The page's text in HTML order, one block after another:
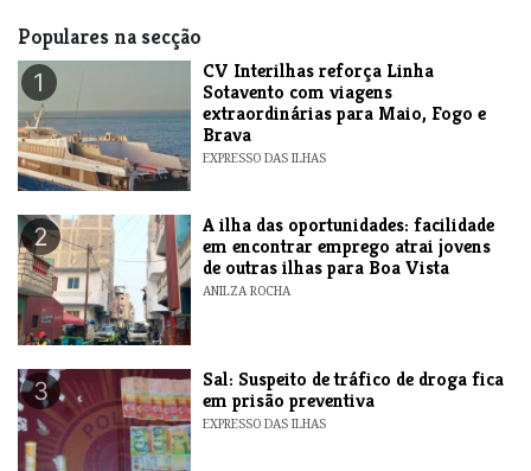
Populares na secção
1
​CV Interilhas reforça Linha
Sotavento com viagens
extraordinárias para Maio, Fogo e
Brava
EXPRESSO DAS ILHAS
2
A ilha das oportunidades: facilidade
em encontrar emprego atrai jovens
de outras ilhas para Boa Vista
ANILZA ROCHA
3
​Sal: Suspeito de tráfico de droga fica
em prisão preventiva
EXPRESSO DAS ILHAS